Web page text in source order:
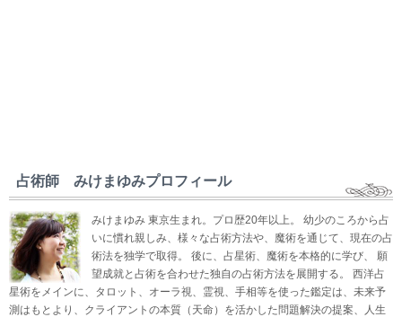
占術師 みけまゆみプロフィール
みけまゆみ 東京生まれ。プロ歴20年以上。 幼少のころから占
いに慣れ親しみ、様々な占術方法や、魔術を通じて、現在の占
術法を独学で取得。 後に、占星術、魔術を本格的に学び、 願
望成就と占術を合わせた独自の占術方法を展開する。 西洋占
星術をメインに、タロット、オーラ視、霊視、手相等を使った鑑定は、未来予
測はもとより、クライアントの本質（天命）を活かした問題解決の提案、人生